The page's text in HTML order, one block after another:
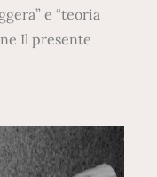
e “teoria
Il presente